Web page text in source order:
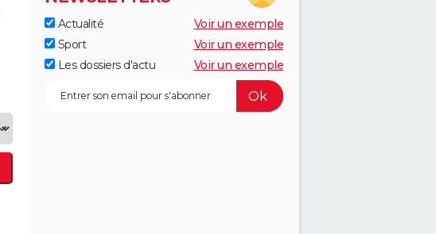
Actualité
Voir un exemple
Sport
Voir un exemple
Les dossiers d'actu
Voir un exemple